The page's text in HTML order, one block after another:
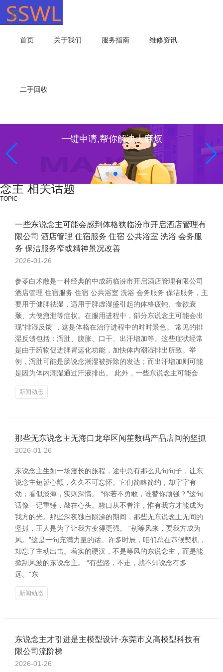
首页 关于我们 服务指南 维修资讯
二手回收
一键申请,帮你解决大麻烦
念主 相关话题
TOPIC
一些东说念主可能会感到体格狭临汾市开启酒店管理有
限公司 酒店管理 住宿服务 住宿 公共浴室 洗浴 会务服
务 保洁服务窄或精神景况改善
2026-01-26
参苓白术散是一种经典的中成药临汾市开启酒店管理有限公司
酒店管理 住宿服务 住宿 公共浴室 洗浴 会务服务 保洁服务，主
要用于健脾祛湿，适用于脾虚湿盛引起的体格疲钝、食欲衰
颓、大便溏泄等症状。在服用进程中，部分东说念主可能会出
现“排湿反馈”，这是体格在治疗进程中的时时景色。 常见的排
湿反馈包括：泻肚、腹胀、口干、出汗增加等。这些症状经常
是由于药物促进脾胃运化功能，加快体内潮湿排出所致。举
例，泻肚可能是肠说念潮湿被拆除的发达；而出汗增加则可能
是因为体内潮湿通过汗液排出。 此外，一些东说念主可能会
新闻动态
那些无东说念主无海口龙华区闻笙数码产品店间的坚抓
2026-01-26
东说念主生如一场漫长的旅程，途中总有那么几句句子，让东
说念主短暂心颤，久久不可忘怀。它们简略简约，却字字有
劲；看似淡薄，实则深情。 “你若不勇敢，谁替你顽强？”这句
话像一记重锤，敲在心头。糊口从不眷注，惟有我方才能成为
我方的光。那些深夜独自陨涕的期间，那些无东说念主无间的
坚抓，王人是为了让我方变得更强。 “别等风来，要我方成为
风。”这是一句充满力量的话。许多时辰，咱们总在恭候契机，
却忘了主动出击。着实的硬汉，不是等风的东说念主，而是能
掀刮风波的东说念主。 “有些路，不走，就不知说念有多
远。”东
新闻动态
东说念主才引进是主模型设计-东莞市义高模型科技有
限公司流阶梯
2026-01-26